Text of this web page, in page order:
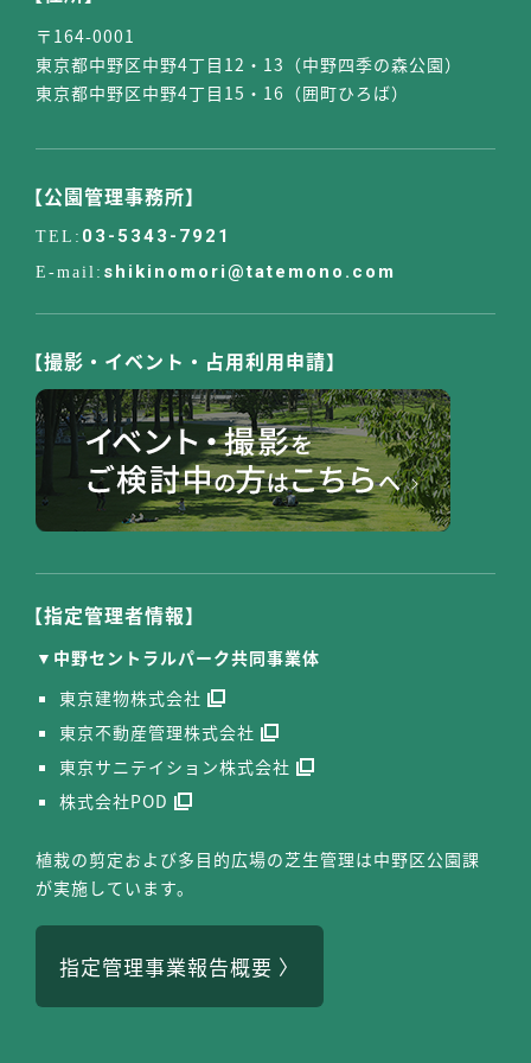
〒164-0001
東京都中野区中野4丁目12・13（中野四季の森公園）
東京都中野区中野4丁目15・16（囲町ひろば）
【公園管理事務所】
03-5343-7921
shikinomori@tatemono.com
【撮影・イベント・占用利用申請】
【指定管理者情報】
中野セントラルパーク共同事業体
東京建物株式会社
東京不動産管理株式会社
東京サニテイション株式会社
株式会社POD
植栽の剪定および多目的広場の芝生管理は中野区公園課
が実施しています。
指定管理事業報告概要